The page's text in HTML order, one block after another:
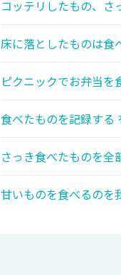
コッテリしたもの、さ
床に落としたものは食
ピクニックでお弁当
食べたものを記録する
さっき食べたものを全
甘いものを食べるのを